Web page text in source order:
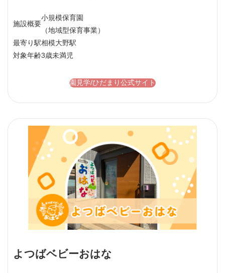
施設概要
小規模保育園
（地域型保育事業）
最寄り駅相模大野駅
対象年齢3歳未満児
園見学/ひだまり公式サイト
よつばベビーおはな